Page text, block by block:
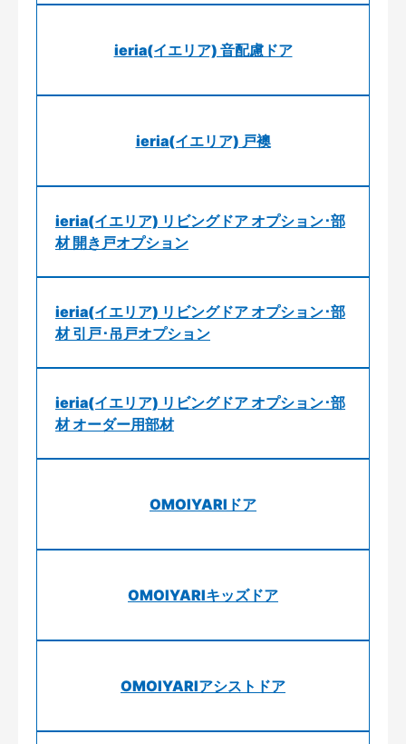
ieria(イエリア) 音配慮ドア
ieria(イエリア) 戸襖
ieria(イエリア) リビングドア オプション･部
材 開き戸オプション
ieria(イエリア) リビングドア オプション･部
材 引戸･吊戸オプション
ieria(イエリア) リビングドア オプション･部
材 オーダー用部材
OMOIYARIドア
OMOIYARIキッズドア
OMOIYARIアシストドア